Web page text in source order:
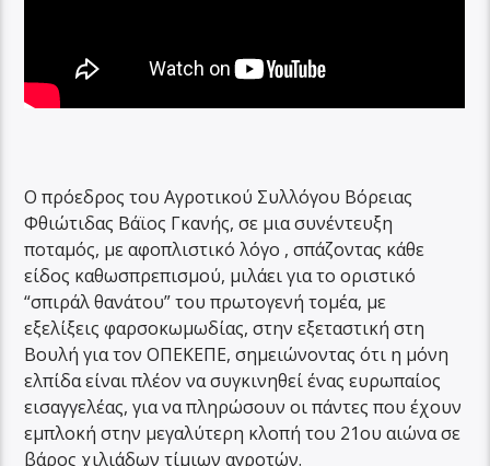
Ο πρόεδρος του Αγροτικού Συλλόγου Βόρειας
Φθιώτιδας Βάϊος Γκανής, σε μια συνέντευξη
ποταμός, με αφοπλιστικό λόγο , σπάζοντας κάθε
είδος καθωσπρεπισμού, μιλάει για το οριστικό
“σπιράλ θανάτου” του πρωτογενή τομέα, με
εξελίξεις φαρσοκωμωδίας, στην εξεταστική στη
Βουλή για τον ΟΠΕΚΕΠΕ, σημειώνοντας ότι η μόνη
ελπίδα είναι πλέον να συγκινηθεί ένας ευρωπαίος
εισαγγελέας, για να πληρώσουν οι πάντες που έχουν
εμπλοκή στην μεγαλύτερη κλοπή του 21ου αιώνα σε
βάρος χιλιάδων τίμιων αγροτών.